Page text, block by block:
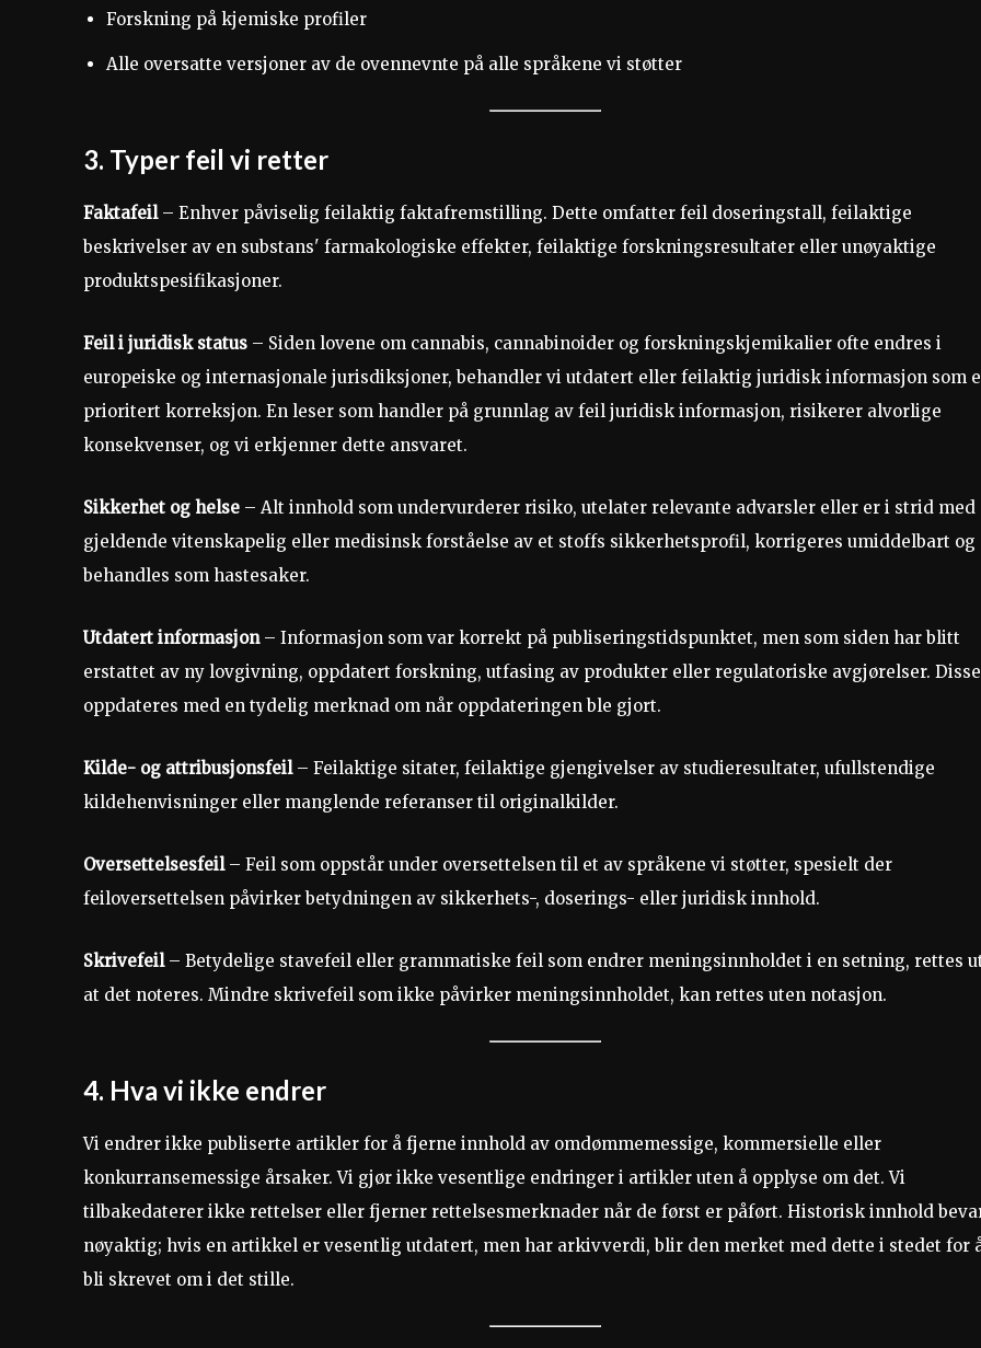
Forskning på kjemiske profiler
Alle oversatte versjoner av de ovennevnte på alle språkene vi støtter
3. Typer feil vi retter
Faktafeil– Enhver påviselig feilaktig faktafremstilling. Dette omfatter feil doseringstall, feilaktige
beskrivelser av en substans' farmakologiske effekter, feilaktige forskningsresultater eller unøyaktige
produktspesifikasjoner.
Feil i juridisk status – Siden lovene om cannabis, cannabinoider og forskningskjemikalier ofte endres i
europeiske og internasjonale jurisdiksjoner, behandler vi utdatert eller feilaktig juridisk informasjon som
prioritert korreksjon. En leser som handler på grunnlag av feil juridisk informasjon, risikerer alvorlige
konsekvenser, og vi erkjenner dette ansvaret.
Sikkerhet og helse – Alt innhold som undervurderer risiko, utelater relevante advarsler eller er i strid med
gjeldende vitenskapelig eller medisinsk forståelse av et stoffs sikkerhetsprofil, korrigeres umiddelbart og
behandles som hastesaker.
Utdatert informasjon– Informasjon som var korrekt på publiseringstidspunktet, men som siden har blitt
erstattet av ny lovgivning, oppdatert forskning, utfasing av produkter eller regulatoriske avgjørelser. Disse
oppdateres med en tydelig merknad om når oppdateringen ble gjort.
Kilde- og attribusjonsfeil– Feilaktige sitater, feilaktige gjengivelser av studieresultater, ufullstendige
kildehenvisninger eller manglende referanser til originalkilder.
Oversettelsesfeil– Feil som oppstår under oversettelsen til et av språkene vi støtter, spesielt der
feiloversettelsen påvirker betydningen av sikkerhets-, doserings- eller juridisk innhold.
Skrivefeil– Betydelige stavefeil eller grammatiske feil som endrer meningsinnholdet i en setning, rettes
at det noteres. Mindre skrivefeil som ikke påvirker meningsinnholdet, kan rettes uten notasjon.
4. Hva vi ikke endrer
Vi endrer ikke publiserte artikler for å fjerne innhold av omdømmemessige, kommersielle eller
konkurransemessige årsaker. Vi gjør ikke vesentlige endringer i artikler uten å opplyse om det. Vi
tilbakedaterer ikke rettelser eller fjerner rettelsesmerknader når de først er påført. Historisk innhold
nøyaktig; hvis en artikkel er vesentlig utdatert, men har arkivverdi, blir den merket med dette i stedet for
bli skrevet om i det stille.